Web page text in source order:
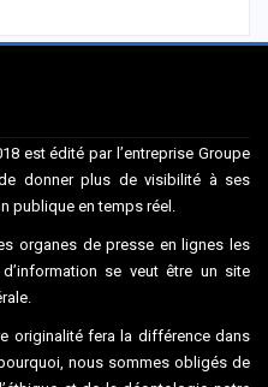
est édité par l’entreprise Groupe
donner plus de visibilité à ses
publique en temps réel.
organes de presse en lignes les
se veut être un site
originalité fera la différence dans
nous sommes obligés de